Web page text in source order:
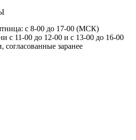
с 8-00 до 17-00 (МСК)
с 11-00 до 12-00 и с 13-00 до 16-00
согласованные заранее